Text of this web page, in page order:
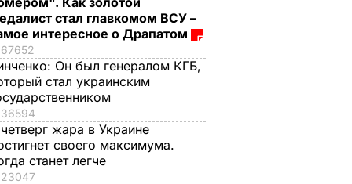
стал главкомом ВСУ –
интересное о Драпатом
67652
Он был генералом КГБ,
стал украинским
36594
жара в Украине
своего максимума.
станет легче
23047